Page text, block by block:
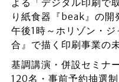
よる「デジタル印刷で
り紙食器『beak』の開
午後1時～ホリゾン・
合』で描く印刷事業の
基調講演・併設セミナ
120名・事前予約抽選